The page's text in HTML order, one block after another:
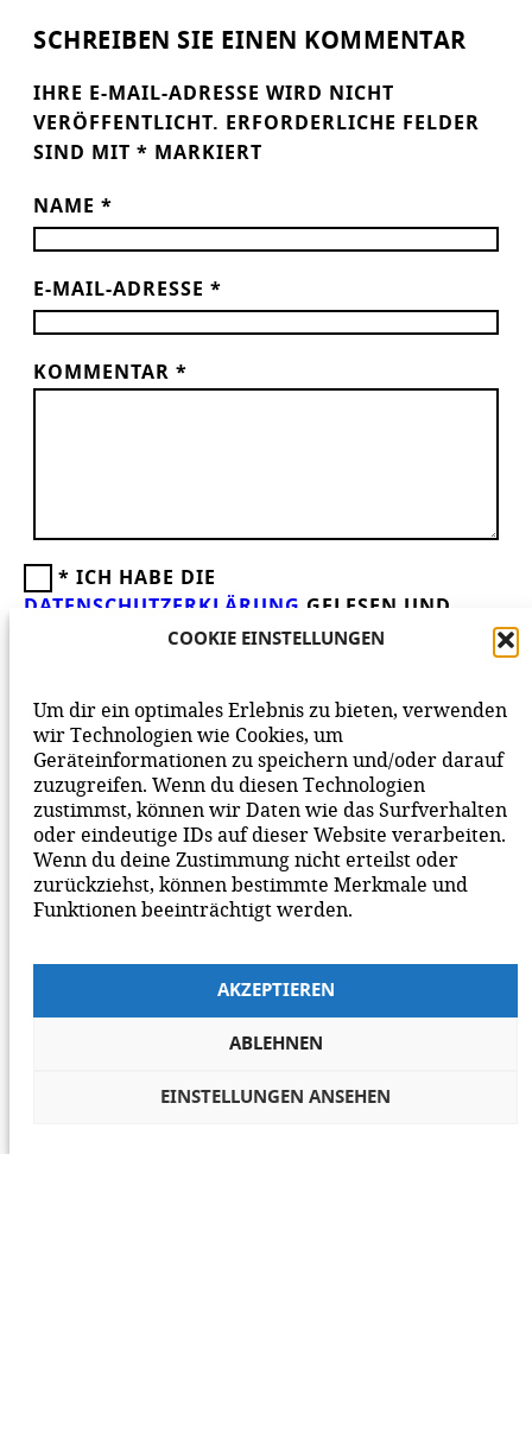
COOKIE EINSTELLUNGEN
Um dir ein optimales Erlebnis zu bieten, verwenden
wir Technologien wie Cookies, um
Geräteinformationen zu speichern und/oder darauf
zuzugreifen. Wenn du diesen Technologien
zustimmst, können wir Daten wie das Surfverhalten
oder eindeutige IDs auf dieser Website verarbeiten.
Wenn du deine Zustimmung nicht erteilst oder
zurückziehst, können bestimmte Merkmale und
Funktionen beeinträchtigt werden.
AKZEPTIEREN
ABLEHNEN
EINSTELLUNGEN ANSEHEN
SCHREIBEN SIE EINEN KOMMENTAR
IHRE E-MAIL-ADRESSE WIRD NICHT
VERÖFFENTLICHT.
ERFORDERLICHE FELDER
SIND MIT * MARKIERT
NAME *
E-MAIL-ADRESSE *
KOMMENTAR *
* ICH HABE DIE
DATENSCHUTZERKLÄRUNG GELESEN UND
AKZEPTIERE DIESE.WIR FREUEN UNS ÜBER
MITEINANDER AUF UNSERER SEITE.